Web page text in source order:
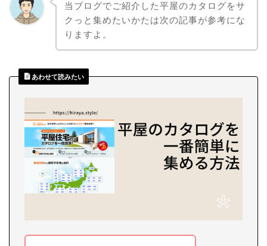
当ブログでご紹介した平屋のカタログをサ
クっと集めたいかたは次の記事が参考にな
りますよ。
あわせて読みたい